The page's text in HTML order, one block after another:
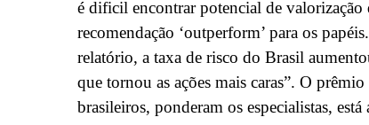
é dificil encontrar potencial de
recomendação ‘outperform’ para os
relatório, a taxa de risco do Brasil
que tornou as ações mais caras”. O
brasileiros, ponderam os especialistas,